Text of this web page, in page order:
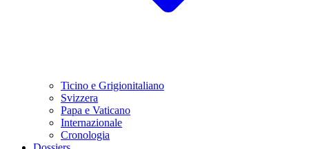
Ticino e Grigionitaliano
Svizzera
Papa e Vaticano
Internazionale
Cronologia